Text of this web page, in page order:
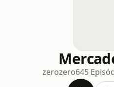
zerozero645